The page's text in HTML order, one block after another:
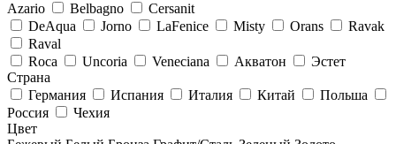
Azario
Belbagno
Cersanit
DeAqua
Jorno LaFenice Misty Orans
Ravak
Raval
Roca
Uncoria Veneciana Акватон
Эстет
Страна
Германия
Испания Италия Китай
Польша
Россия
Чехия
Цвет